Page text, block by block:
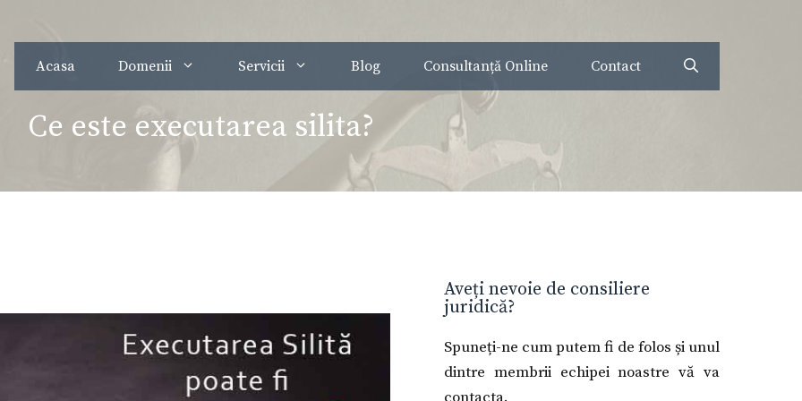
Acasa Domenii Servicii Blog Consultanță Online Contact
Ce este executarea silita?
Aveți nevoie de consiliere
juridică?
Spuneți-ne cum putem fi de folos și unul
dintre membrii echipei noastre vă va